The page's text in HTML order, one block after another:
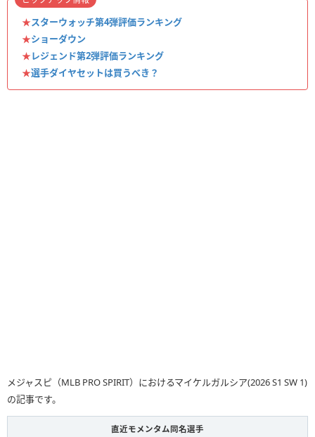
★スターウォッチ第4弾評価ランキング
★ショーダウン
★レジェンド第2弾評価ランキング
★選手ダイヤセットは買うべき？
メジャスピ（MLB PRO SPIRIT）におけるマイケルガルシア(2026 S1 SW 1)
の記事です。
直近モメンタム同名選手